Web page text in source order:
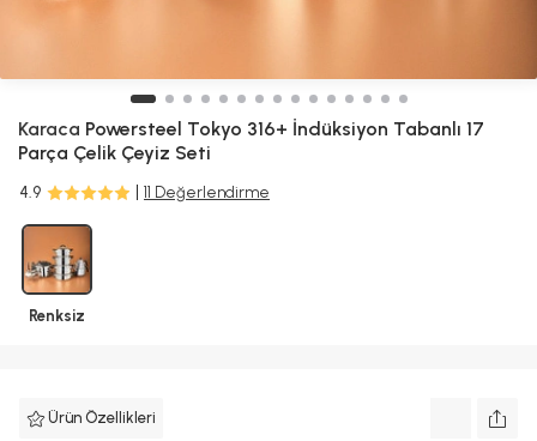
Karaca Powersteel Tokyo 316+ İndüksiyon Tabanlı 17
Parça Çelik Çeyiz Seti
4.9 11 Değerlendirme
Renksiz
Ürün Özellikleri